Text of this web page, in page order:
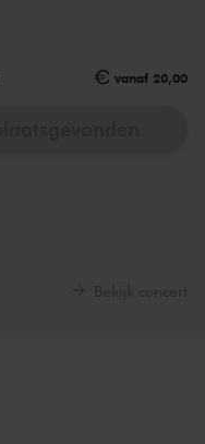
vanaf 20,00